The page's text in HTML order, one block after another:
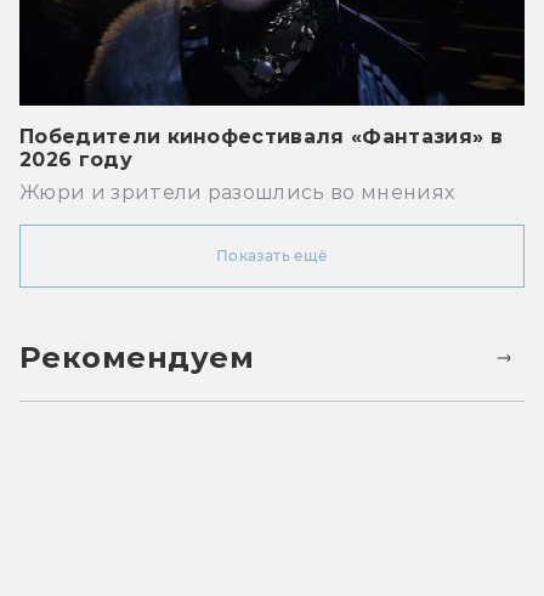
Победители кинофестиваля «Фантазия» в
2026 году
Жюри и зрители разошлись во мнениях
Показать ещё
Рекомендуем